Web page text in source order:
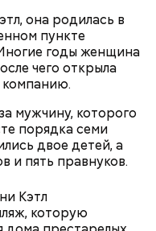
она родилась в
пункте
годы женщина
чего открыла
мужчину, которого
порядка семи
двое детей, а
и пять правнуков.
Кэтл
которую
который
стороны — это
Но важно
не нужно сильно
людям с
весом, —